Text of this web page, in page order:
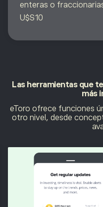
enteras o
U$S10
Las herramientas que
más
eToro ofrece funciones
otro nivel, desde